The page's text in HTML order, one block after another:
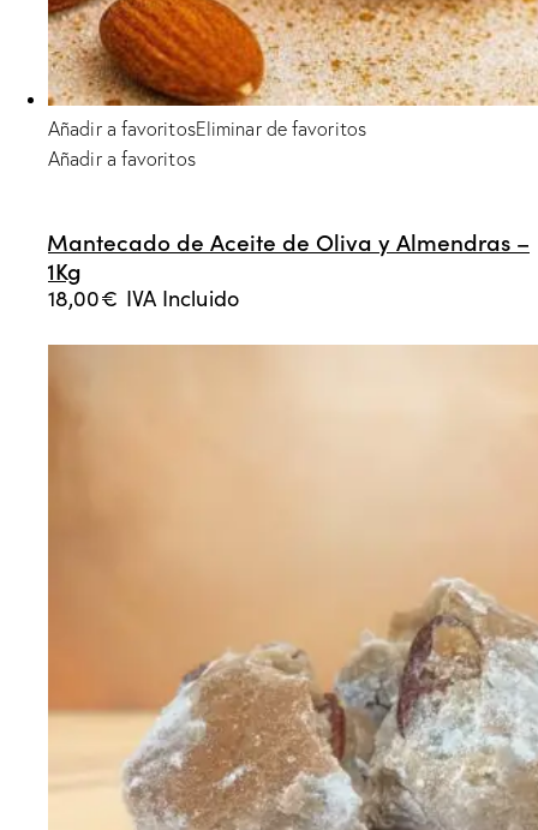
Añadir a favoritosEliminar de favoritos
Añadir a favoritos
Mantecado de Aceite de Oliva y Almendras –
1Kg
18,00€ IVA Incluido